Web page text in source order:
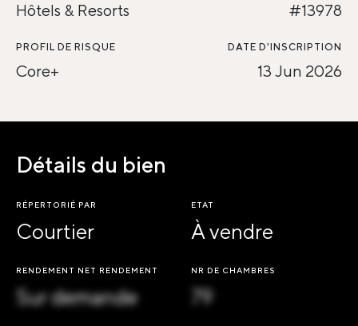
Hôtels & Resorts #13978
PROFIL DE RISQUE
Core+
DATE D'INSCRIPTION
13 Jun 2026
Détails du bien
RÉPERTORIÉ PAR
Courtier
ETAT
À vendre
RENDEMENT NET RENDEMENT
Sur demande
NR DE CHAMBRES
79